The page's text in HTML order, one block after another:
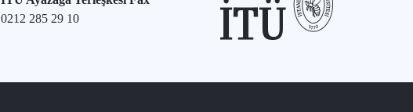
0212 285 29 10